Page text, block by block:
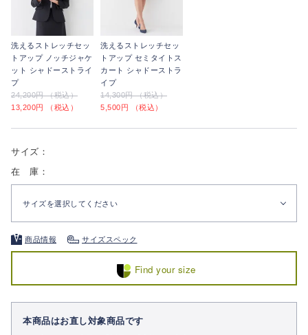
洗えるストレッチセッ
トアップ ノッチジャケ
ット シャドーストライ
プ
24,200円 （税込）
13,200円 （税込）
洗えるストレッチセッ
トアップ セミタイトス
カート シャドーストラ
イプ
14,300円 （税込）
5,500円 （税込）
サイズ：
在 庫：
サイズを選択してください
商品情報 サイズスペック
Find your size
本商品はお直し対象商品です